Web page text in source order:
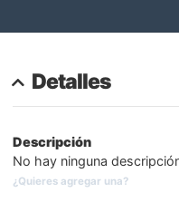
Detalles
Descripción
No hay ninguna
¿Quieres agregar una?